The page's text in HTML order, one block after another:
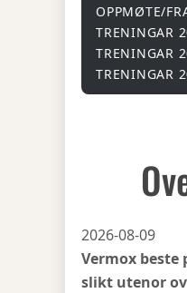
OPPMØTE/
TRENINGAR
TRENINGAR
TRENINGAR
2026-08-09
Vermox
slikt utenor